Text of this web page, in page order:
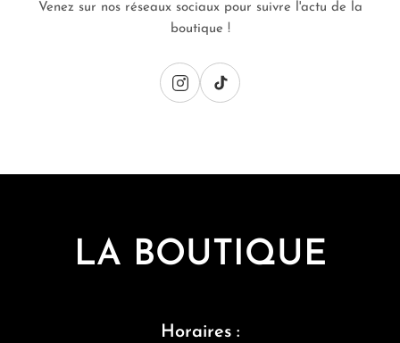
Venez sur nos réseaux sociaux pour suivre l'actu de la
boutique !
LA BOUTIQUE
Horaires :